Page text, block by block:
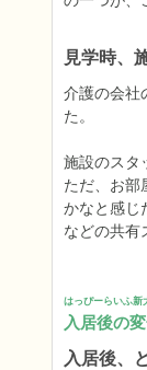
見学時、
介護の会社
た。
施設のスタ
ただ、お部
かなと感じ
などの共有
はっぴーらいふ新
入居後の
入居後、